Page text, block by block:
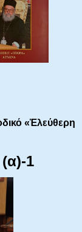
«Ἐλεύθερη
1